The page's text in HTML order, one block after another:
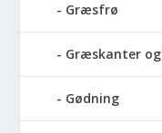
Græsfrø
Græskanter
Gødning